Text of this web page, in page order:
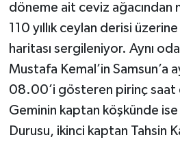
döneme ait ceviz ağacından
110 yıllık ceylan derisi
haritası sergileniyor. Aynı
Mustafa Kemal’in Samsun’a
08.00’i gösteren pirinç saat
Geminin kaptan köşkünde ise
Durusu, ikinci kaptan Tahsin